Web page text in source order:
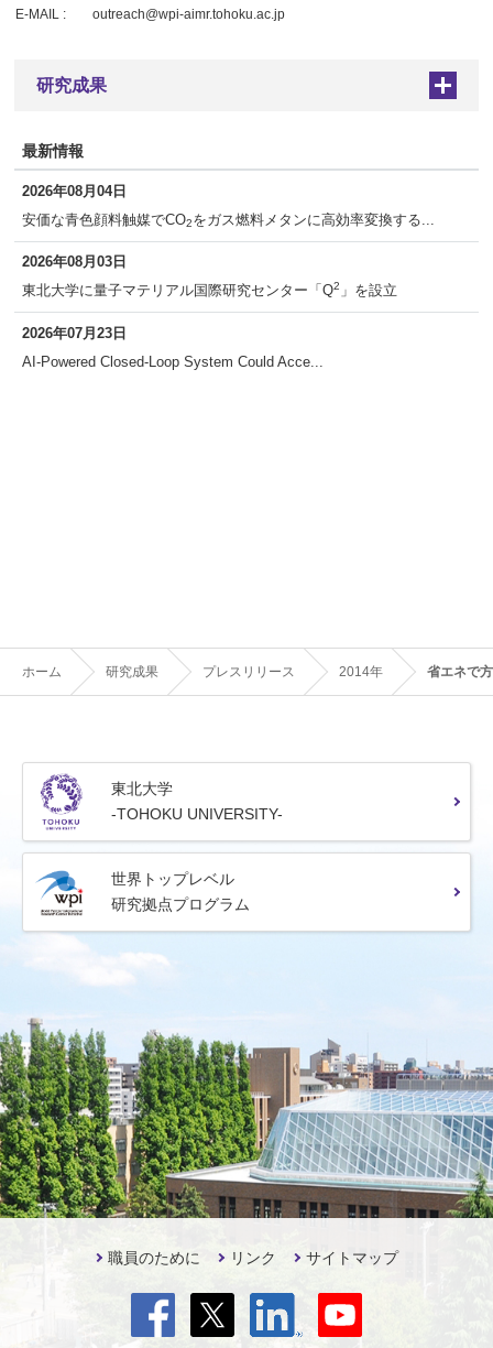
E-MAIL :
outreach@wpi-aimr.tohoku.ac.jp
研究成果 +
最新情報
2026年08月04日
安価な青色顔料触媒でCO2をガス燃料メタンに高効率変換する...
2026年08月03日
東北大学に量子マテリアル国際研究センター「Q2 」を設立
2026年07月23日
AI-Powered Closed-Loop System Could Acce...
ホーム 研究成果 プレスリリース 2014年 省エネで
東北大学
-TOHOKU UNIVERSITY-
世界トップレベル
研究拠点プログラム
職員のために リンク サイトマップ